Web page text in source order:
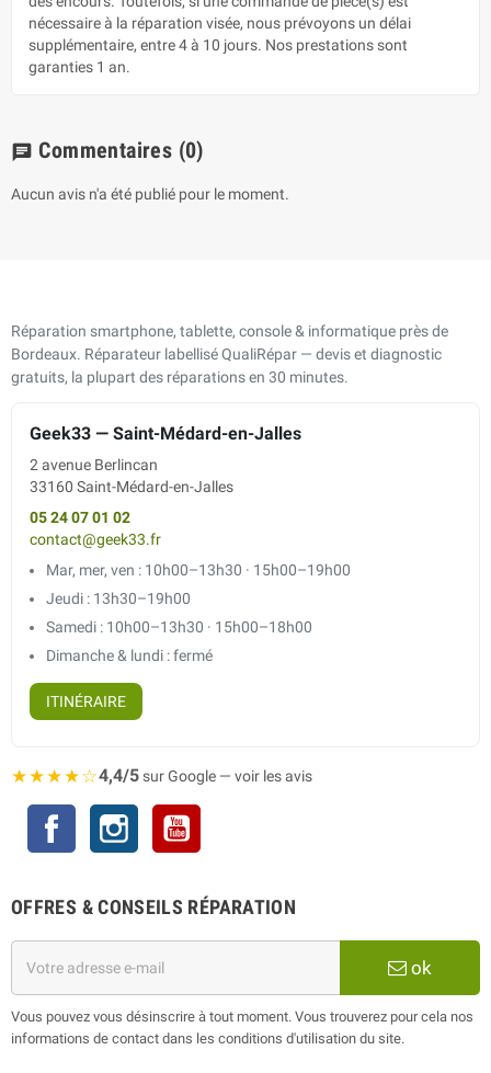
nécessaire à la réparation visée, nous prévoyons un délai
supplémentaire, entre 4 à 10 jours. Nos prestations sont
garanties 1 an.
chat Commentaires (0)
Aucun avis n'a été publié pour le moment.
Réparation smartphone, tablette, console & informatique près de
Bordeaux. Réparateur labellisé QualiRépar — devis et diagnostic
gratuits, la plupart des réparations en 30 minutes.
Geek33 — Saint-Médard-en-Jalles
2 avenue Berlincan
33160 Saint-Médard-en-Jalles
05 24 07 01 02
contact@geek33.fr
Mar, mer, ven : 10h00–13h30 · 15h00–19h00
Jeudi : 13h30–19h00
Samedi : 10h00–13h30 · 15h00–18h00
Dimanche & lundi : fermé
ITINÉRAIRE
★★★★☆4,4/5sur Google — voir les avis
Facebook Instagram
OFFRES & CONSEILS RÉPARATION
ok
Vous pouvez vous désinscrire à tout moment. Vous trouverez pour cela nos
informations de contact dans les conditions d'utilisation du site.